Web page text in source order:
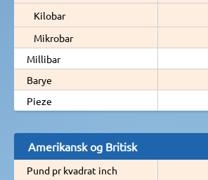
Kilobar
Mikrobar
Millibar
Barye
Pieze
Amerikansk og Britisk
Pund pr kvadrat inch